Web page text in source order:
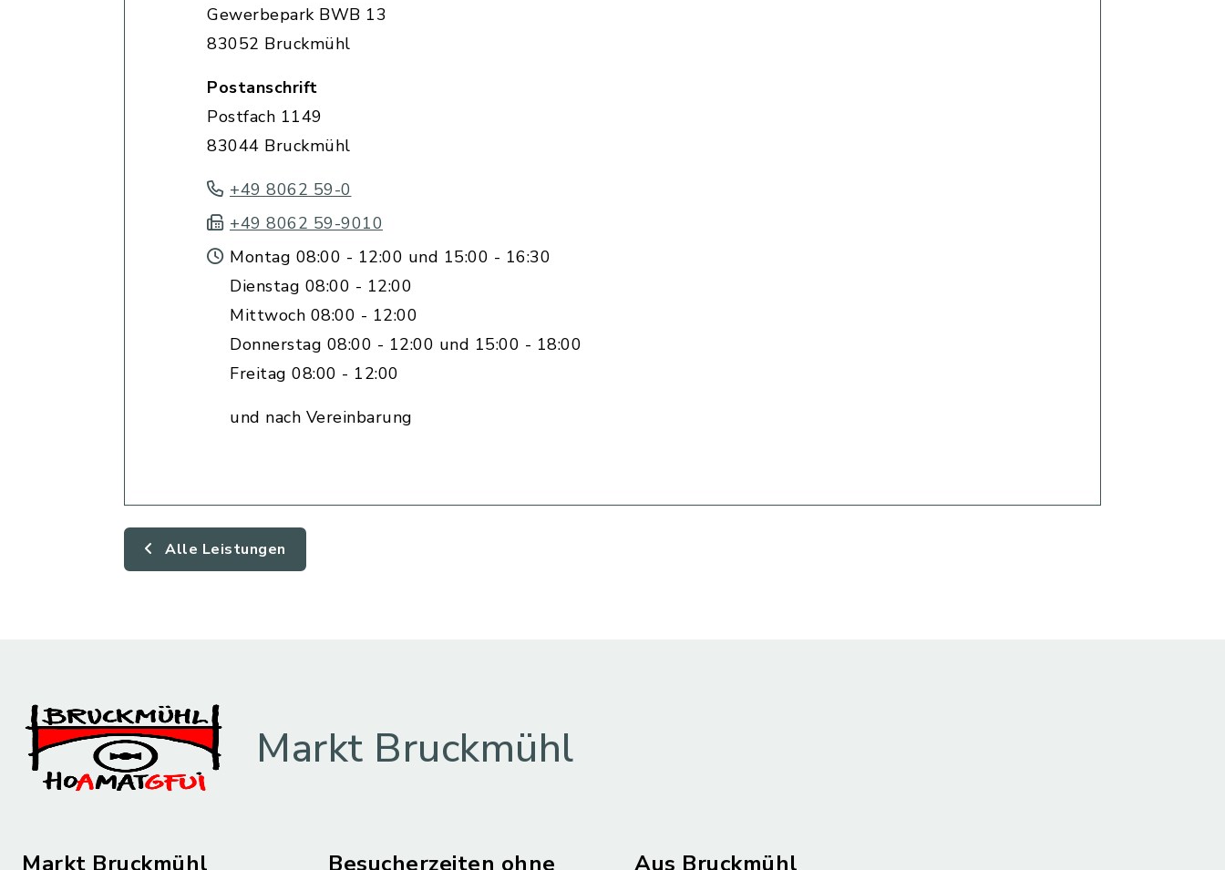
Gewerbepark BWB 13
83052 Bruckmühl
Postanschrift
Postfach 1149
83044 Bruckmühl
+49 8062 59-0
+49 8062 59-9010
Montag 08:00 - 12:00 und 15:00 - 16:30
Dienstag 08:00 - 12:00
Mittwoch 08:00 - 12:00
Donnerstag 08:00 - 12:00 und 15:00 - 18:00
Freitag 08:00 - 12:00
und nach Vereinbarung
Alle Leistungen
Markt Bruckmühl
Markt Bruckmühl Besucherzeiten ohne Aus Bruckmühl